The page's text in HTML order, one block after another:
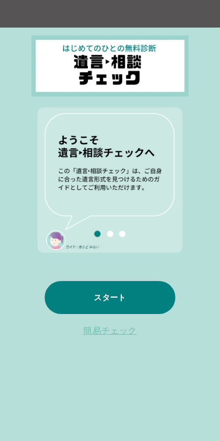
スタート
簡易チェック